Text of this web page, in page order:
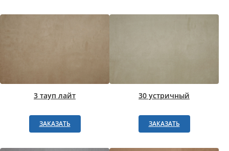
3 тауп лайт
ЗАКАЗАТЬ
30 устричный
ЗАКАЗАТЬ